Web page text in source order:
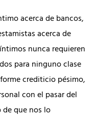
acerca de bancos,
acerca de
nunca requieren
para ninguno clase
crediticio pésimo,
con el pasar del
que nos lo